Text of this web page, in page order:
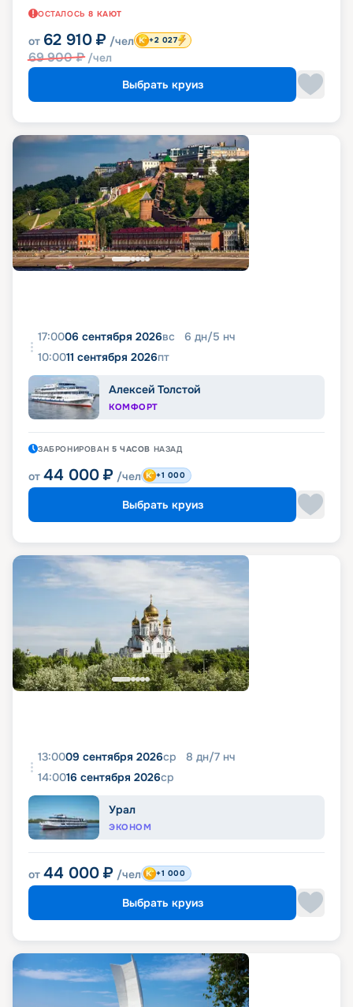
ОСТАЛОСЬ 8 КАЮТ
от 62 910 ₽ /чел
69 900₽ /чел
+2 027
Выбрать круиз
17:0006 сентября 2026вс 6 дн/5 нч
10:0011 сентября 2026пт
Алексей Толстой
КОМФОРТ
ЗАБРОНИРОВАН 5 ЧАСОВ НАЗАД
от 44 000 ₽ /чел +1 000
Выбрать круиз
13:0009 сентября 2026ср 8 дн/7 нч
14:0016 сентября 2026ср
Урал
ЭКОНОМ
от 44 000 ₽ /чел +1 000
Выбрать круиз